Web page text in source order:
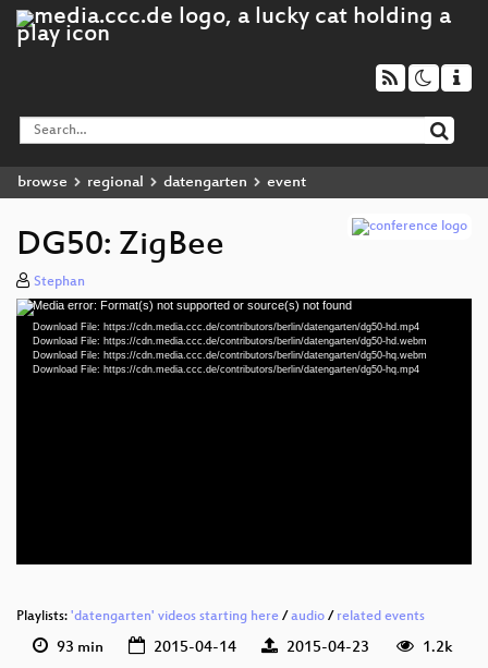
browse regional datengarten event
DG50: ZigBee
Stephan
Video
Player
Media error: Format(s) not supported or source(s) not found
Download File: https://cdn.media.ccc.de/contributors/berlin/datengarten/dg50-hd.mp4
Download File: https://cdn.media.ccc.de/contributors/berlin/datengarten/dg50-hd.webm
Download File: https://cdn.media.ccc.de/contributors/berlin/datengarten/dg50-hq.webm
Download File: https://cdn.media.ccc.de/contributors/berlin/datengarten/dg50-hq.mp4
Playlists: 'datengarten' videos starting here / audio / related events
93 min 2015-04-14 2015-04-23
1.2k